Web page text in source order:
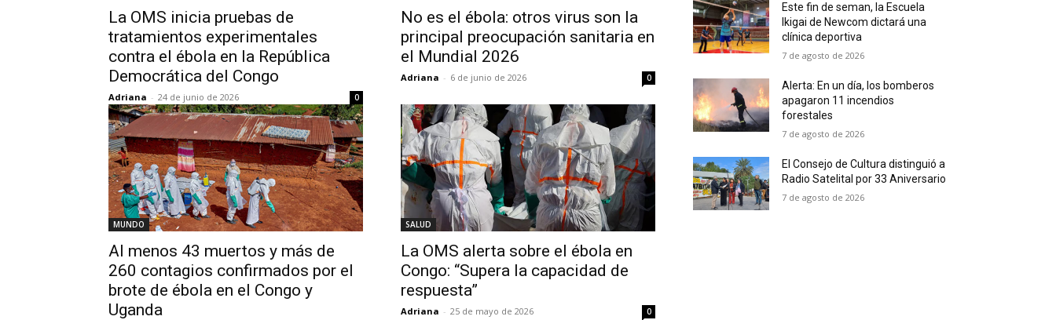
La OMS inicia pruebas de
tratamientos experimentales
contra el ébola en la República
Democrática del Congo
Adriana - 24 de junio de 2026 0
No es el ébola: otros virus son la
principal preocupación sanitaria en
el Mundial 2026
Adriana - 6 de junio de 2026 0
MUNDO
Al menos 43 muertos y más de
260 contagios confirmados por el
brote de ébola en el Congo y
Uganda
SALUD
La OMS alerta sobre el ébola en
Congo: “Supera la capacidad de
respuesta”
Adriana - 25 de mayo de 2026 0
Este fin de seman, la Escuela
Ikigai de Newcom dictará una
clínica deportiva
7 de agosto de 2026
Alerta: En un día, los bomberos
apagaron 11 incendios
forestales
7 de agosto de 2026
El Consejo de Cultura distinguió a
Radio Satelital por 33 Aniversario
7 de agosto de 2026